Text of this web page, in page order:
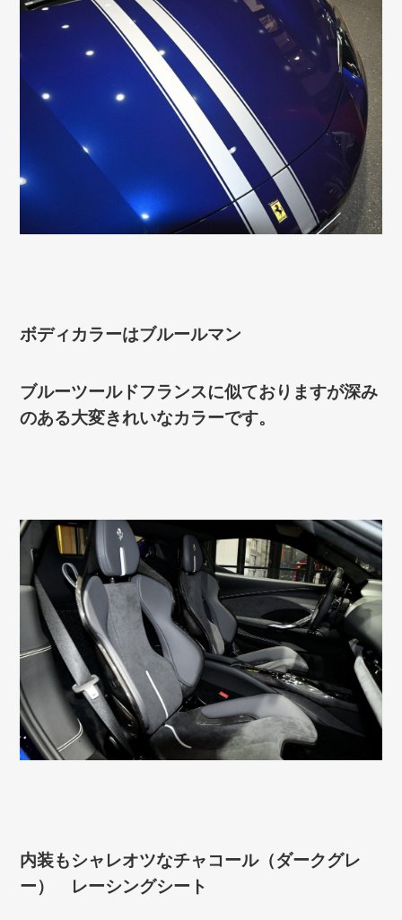
ボディカラーはブルールマン
ブルーツールドフランスに似ておりますが深み
のある大変きれいなカラーです。
内装もシャレオツなチャコール（ダークグレ
ー） レーシングシート